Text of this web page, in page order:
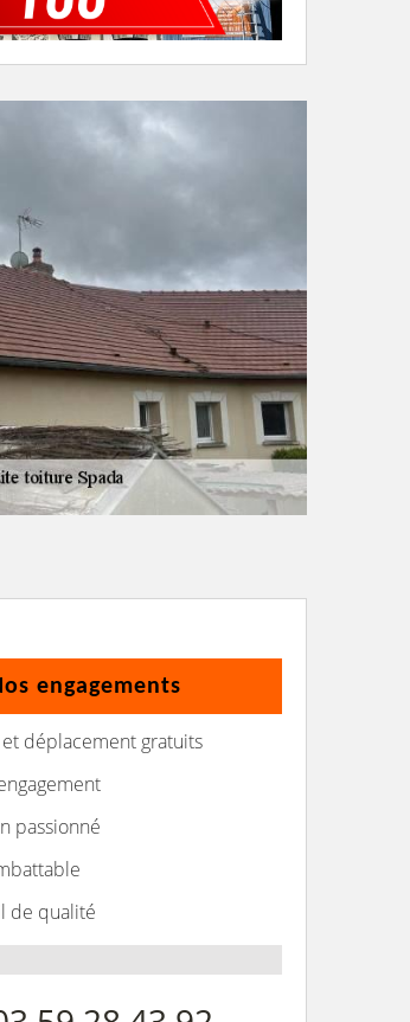
engagements
et déplacement gratuits
passionné
de qualité